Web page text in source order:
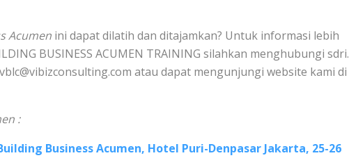
Acumen ini dapat dilatih dan ditajamkan? Untuk informasi lebih
BUSINESS ACUMEN TRAINING silahkan menghubungi sdri.
atau dapat mengunjungi website kami di
:
Business Acumen, Hotel Puri-Denpasar Jakarta, 25-26